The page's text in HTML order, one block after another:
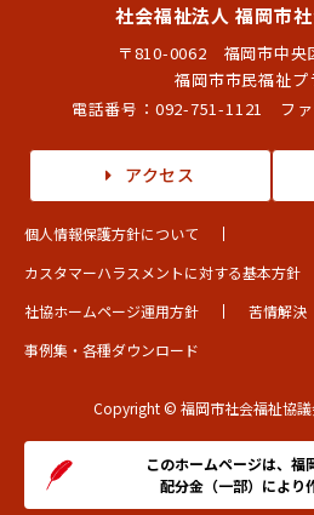
社会福祉法人 福岡市
〒810-0062 福岡市中
福岡市市民福祉プ
電話番号： 092-751-1121 ファ
アクセス
個人情報保護方針について
カスタマーハラスメントに対する基本方針
社協ホームページ運用方針
苦情解決
事例集・各種ダウンロード
Copyright © 福岡市社会福祉協議
このホームページは、福
配分金（一部）により